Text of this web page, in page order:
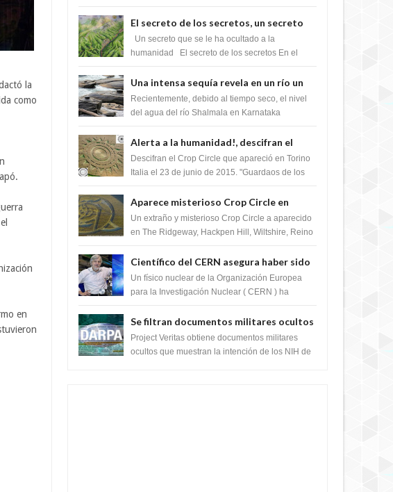
la
como
en
Si...
El secreto de los secretos, un secreto
que cambiaría por completo el destino
de la humanidad
Un secreto que se le ha ocultado a la
humanidad El secreto de los secretos En el
m...
Una intensa sequía revela en un río un
impresionante hallazgo de miles de
Shiva Lingas
Recientemente, debido al tiempo seco, el nivel
del agua del río Shalmala en Karnataka
Shiv...
Alerta a la humanidad!, descifran el
mensaje del Crop Circle de Torino ,Italia
Descifran el Crop Circle que apareció en Torino
Italia el 23 de junio de 2015. "Guardaos de los
Aparece misterioso Crop Circle en
Reino Unido 23 de junio 2016
Un extraño y misterioso Crop Circle a aparecido
en The Ridgeway, Hackpen Hill, Wiltshire, Reino
Científico del CERN asegura haber sido
ayudado por seres de luz durante una
prueba del Colisionador de Hadrones
Un físico nuclear de la Organización Europea
para la Investigación Nuclear ( CERN ) ha
corazó...
Se filtran documentos militares ocultos
que muestran la intención de los NIH de
crear el SARS-CoV-2, utilizando la
Project Veritas obtiene documentos militares
ocultos que muestran la intención de los NIH de